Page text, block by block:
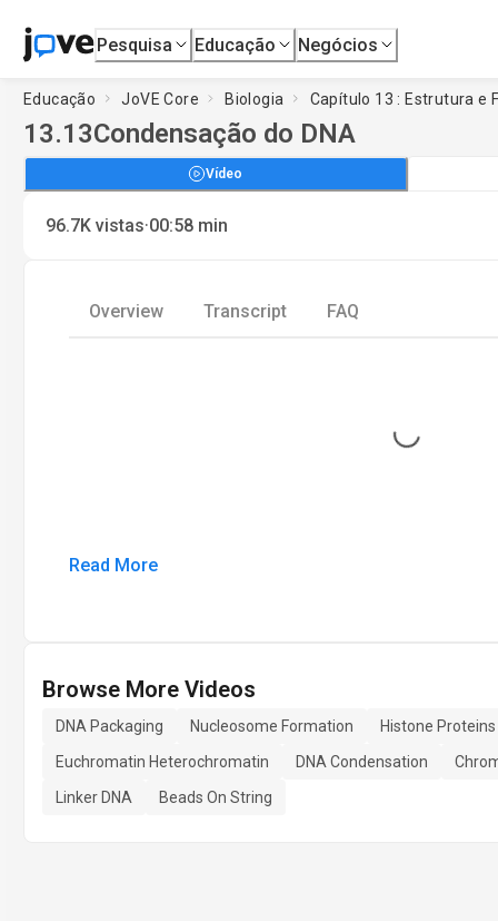
Pesquisa Educação Negócios
Educação JoVE Core Biologia Capítulo 13 : Estrutura e
13.13Condensação do DNA
Vídeo
96.7K vistas·00:58 min
Overview Transcript FAQ
Loading...
Read More
Browse More Videos
DNA Packaging Nucleosome Formation
Histone Proteins
Euchromatin Heterochromatin
DNA Condensation
Linker DNA
Beads On String